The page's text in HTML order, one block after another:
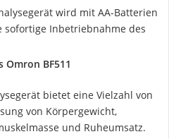
wird mit AA-Batterien
Inbetriebnahme des
BF511
bietet eine Vielzahl von
von Körpergewicht,
und Ruheumsatz.